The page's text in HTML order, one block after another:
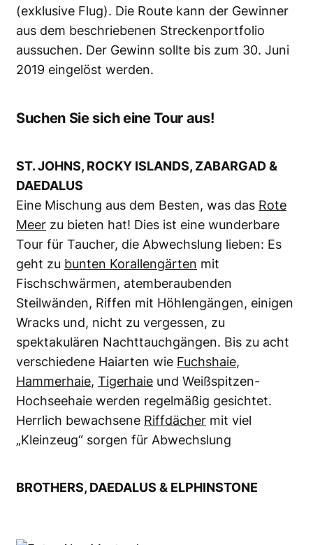
(exklusive Flug). Die Route kann der Gewinner
aus dem beschriebenen Streckenportfolio
aussuchen. Der Gewinn sollte bis zum 30. Juni
2019 eingelöst werden.
Suchen Sie sich eine Tour aus!
ST. JOHNS, ROCKY ISLANDS, ZABARGAD &
DAEDALUS
Eine Mischung aus dem Besten, was das Rote
Meer zu bieten hat! Dies ist eine wunderbare
Tour für Taucher, die Abwechslung lieben: Es
geht zu bunten Korallengärten mit
Fischschwärmen, atemberaubenden
Steilwänden, Riffen mit Höhlengängen, einigen
Wracks und, nicht zu vergessen, zu
spektakulären Nachttauchgängen. Bis zu acht
verschiedene Haiarten wie Fuchshaie,
Hammerhaie, Tigerhaie und Weißspitzen-
Hochseehaie werden regelmäßig gesichtet.
Herrlich bewachsene Riffdächer mit viel
„Kleinzeug“ sorgen für Abwechslung
BROTHERS, DAEDALUS & ELPHINSTONE